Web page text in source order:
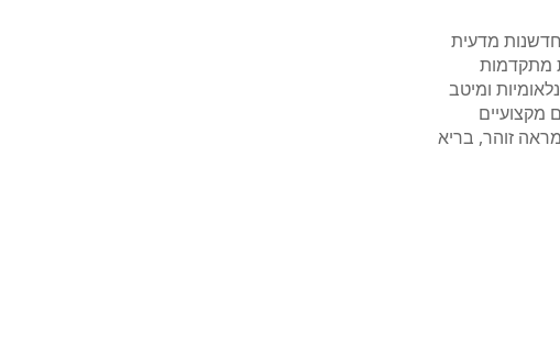
מדעית
מתקדמות
ומיטב
מקצועיים
זוהר, בריא